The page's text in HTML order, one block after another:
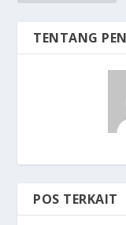
TENTANG
POS TERKAIT